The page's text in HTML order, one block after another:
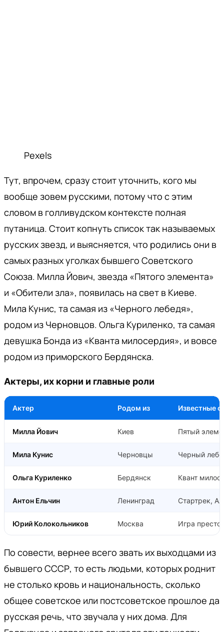
Pexels
Тут, впрочем, сразу стоит уточнить, кого мы
вообще зовем русскими, потому что с этим
словом в голливудском контексте полная
путаница. Стоит копнуть список так называемых
русских звезд, и выясняется, что родились они в
самых разных уголках бывшего Советского
Союза. Милла Йович, звезда «Пятого элемента»
и «Обители зла», появилась на свет в Киеве.
Мила Кунис, та самая из «Черного лебедя»,
родом из Черновцов. Ольга Куриленко, та самая
девушка Бонда из «Кванта милосердия», и вовсе
родом из приморского Бердянска.
Актеры, их корни и главные роли
Актер Родом из Известные
Милла Йович Киев Пятый
Мила Кунис Черновцы Черный
Ольга Куриленко Бердянск Квант
Антон Ельчин Ленинград Стартрек,
Юрий Колокольников Москва Игра
По совести, вернее всего звать их выходцами из
бывшего СССР, то есть людьми, которых роднит
не столько кровь и национальность, сколько
общее советское или постсоветское прошлое да
русская речь, что звучала у них дома. Для